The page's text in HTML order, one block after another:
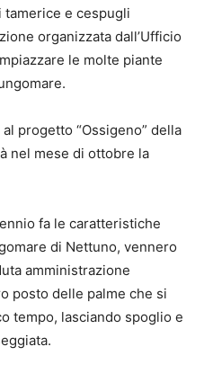
e cespugli
organizzata dall’Ufficio
le molte piante
progetto “Ossigeno” della
nel mese di ottobre la
fa le caratteristiche
di Nettuno, vennero
amministrazione
posto delle palme che si
tempo, lasciando spoglio e